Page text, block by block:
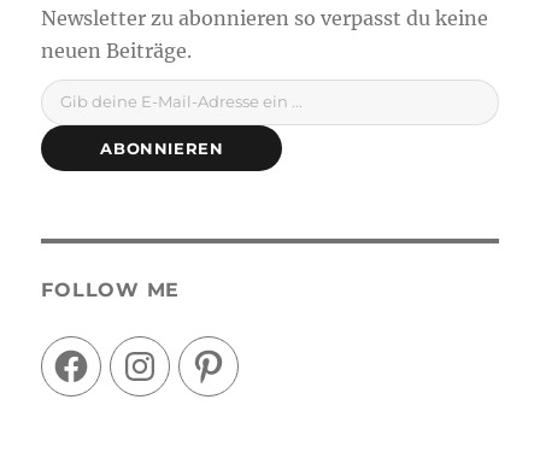
Gib deine E-Mail-Adresse ein ...
ABONNIEREN
FOLLOW ME
FacebookInstagramPinterest